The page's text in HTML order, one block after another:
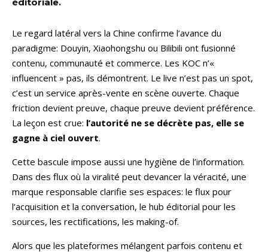
Le regard latéral vers la Chine confirme l’avance du
paradigme: Douyin, Xiaohongshu ou Bilibili ont fusionné
contenu, communauté et commerce. Les KOC n’«
influencent » pas, ils démontrent. Le live n’est pas un spot,
c’est un service après-vente en scène ouverte. Chaque
friction devient preuve, chaque preuve devient préférence.
La leçon est crue: l’autorité ne se décrète pas, elle se
gagne à ciel ouvert.
Cette bascule impose aussi une hygiène de l’information.
Dans des flux où la viralité peut devancer la véracité, une
marque responsable clarifie ses espaces: le flux pour
l’acquisition et la conversation, le hub éditorial pour les
sources, les rectifications, les making-of.
Alors que les plateformes mélangent parfois contenu et